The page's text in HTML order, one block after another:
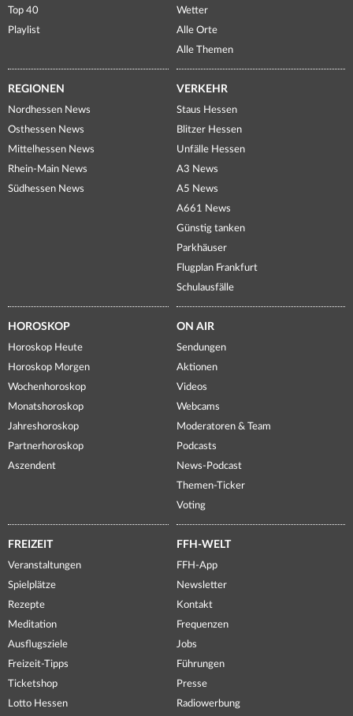
Top 40
Playlist
Wetter
Alle Orte
Alle Themen
REGIONEN
Nordhessen News
Osthessen News
Mittelhessen News
Rhein-Main News
Südhessen News
VERKEHR
Staus Hessen
Blitzer Hessen
Unfälle Hessen
A3 News
A5 News
A661 News
Günstig tanken
Parkhäuser
Flugplan Frankfurt
Schulausfälle
HOROSKOP
Horoskop Heute
Horoskop Morgen
Wochenhoroskop
Monatshoroskop
Jahreshoroskop
Partnerhoroskop
Aszendent
ON AIR
Sendungen
Aktionen
Videos
Webcams
Moderatoren & Team
Podcasts
News-Podcast
Themen-Ticker
Voting
FREIZEIT
Veranstaltungen
Spielplätze
Rezepte
Meditation
Ausflugsziele
Freizeit-Tipps
Ticketshop
Lotto Hessen
FFH-WELT
FFH-App
Newsletter
Kontakt
Frequenzen
Jobs
Führungen
Presse
Radiowerbung